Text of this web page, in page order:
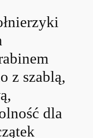
z szablą,
dla